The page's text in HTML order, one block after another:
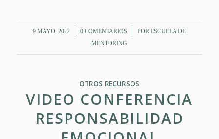
9 MAYO, 2022
/ 0 COMENTARIOS
/ PORESCUELA DE
MENTORING
OTROS RECURSOS
VIDEO CONFERENCIA
RESPONSABILIDAD